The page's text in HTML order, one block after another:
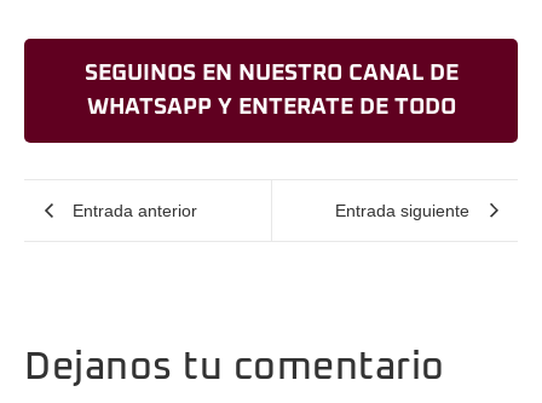
SEGUINOS EN NUESTRO CANAL DE
WHATSAPP Y ENTERATE DE TODO
Entrada anterior Entrada siguiente
Dejanos tu comentario